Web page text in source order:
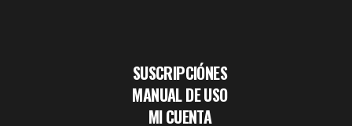
SUSCRIPCIÓNES
MANUAL DE USO
MI CUENTA